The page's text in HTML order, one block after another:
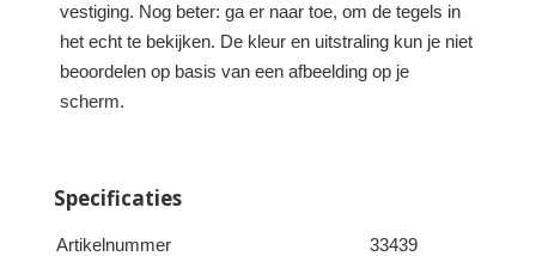
vestiging. Nog beter: ga er naar toe, om de tegels in
het echt te bekijken. De kleur en uitstraling kun je niet
beoordelen op basis van een afbeelding op je
scherm.
Specificaties
Artikelnummer 33439